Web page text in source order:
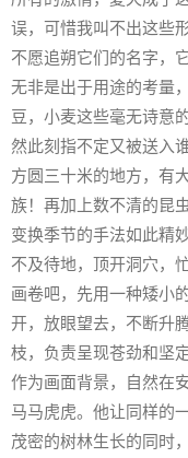
误，可惜我叫不出这些
不愿追朔它们的名字，
无非是出于用途的考量
豆，小麦这些毫无诗意
然此刻指不定又被送入
方圆三十米的地方，有
族！再加上数不清的昆
变换季节的手法如此精
不及待地，顶开洞穴，
画卷吧，先用一种矮小
开，放眼望去，不断升
枝，负责呈现苍劲和坚
作为画面背景，自然在
马马虎虎。他让同样的
茂密的树林生长的同时